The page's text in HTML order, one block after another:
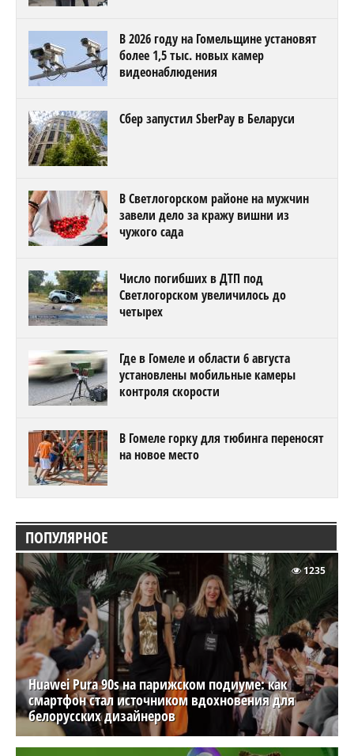
В 2026 году на Гомельщине установят
более 1,5 тыс. новых камер
видеонаблюдения
Сбер запустил SberPay в Беларуси
В Светлогорском районе на мужчин
завели дело за кражу вишни из
чужого сада
Число погибших в ДТП под
Светлогорском увеличилось до
четырех
Где в Гомеле и области 6 августа
установлены мобильные камеры
контроля скорости
В Гомеле горку для тюбинга переносят
на новое место
ПОПУЛЯРНОЕ
Huawei Pura 90s на парижском подиуме: как
смартфон стал источником вдохновения для
белорусских дизайнеров
1235